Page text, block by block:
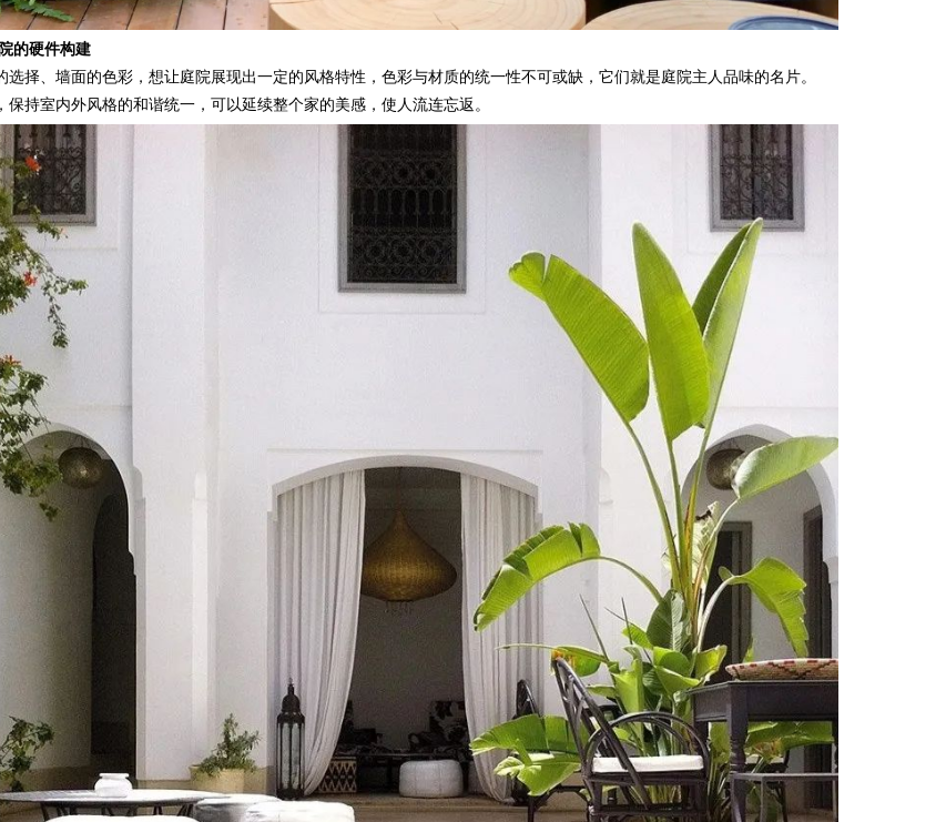
的硬件构建
选择、墙面的色彩，想让庭院展现出一定的风格特性，色彩与材质的统一性不可或缺，它们就是庭院主人品味的名片。
保持室内外风格的和谐统一，可以延续整个家的美感，使人流连忘返。